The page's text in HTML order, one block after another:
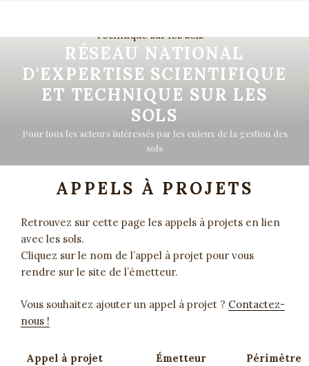
contenu
RÉSEAU NATIONAL
D'EXPERTISE SCIENTIFIQUE
ET TECHNIQUE SUR LES
SOLS
Pour tous les acteurs intéressés par les enjeux de la gestion des
sols
APPELS À PROJETS
Retrouvez sur cette page les appels à projets en lien
avec les sols.
Cliquez sur le nom de l’appel à projet pour vous
rendre sur le site de l’émetteur.
Vous souhaitez ajouter un appel à projet ? Contactez-
nous !
Appel à projet Émetteur
Périmètre